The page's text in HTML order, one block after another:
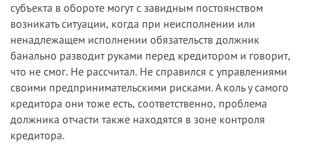
субъекта в обороте могут с завидным постоянством
возникать ситуации, когда при неисполнении или
ненадлежащем исполнении обязательств должник
банально разводит руками перед кредитором и говорит,
что не смог. Не рассчитал. Не справился с управлениями
своими предпринимательскими рисками. А коль у самого
кредитора они тоже есть, соответственно, проблема
должника отчасти также находятся в зоне контроля
кредитора.